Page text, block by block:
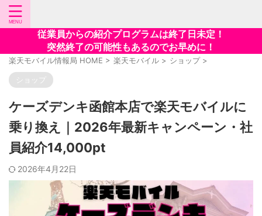
従業員からの紹介プログラムは終了日未定！
突然終了の可能性もあるのでお早めに！
楽天モバイル情報局 HOME > 楽天モバイル > ショップ >
ショップ
ケーズデンキ函館本店で楽天モバイルに
乗り換え｜2026年最新キャンペーン・社
員紹介14,000pt
2026年4月22日